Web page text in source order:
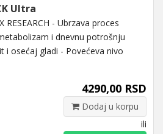
Ultra
RESEARCH - Ubrzava proces
i dnevnu potrošnju
i osećaj gladi - Povećeva nivo
4290,00 RSD
Dodaj u korpu
ili